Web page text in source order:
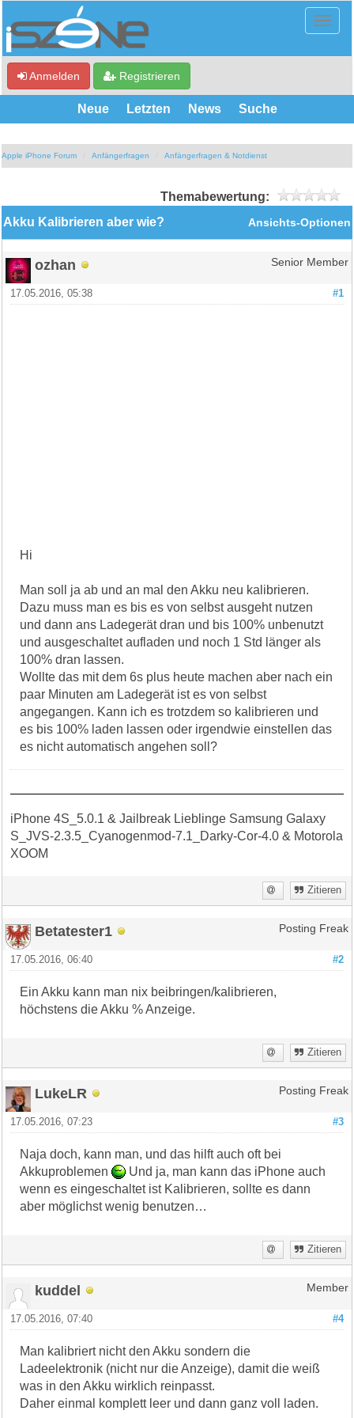
Anmelden Registrieren
Neue Letzten News Suche
Apple iPhone Forum Anfängerfragen Anfängerfragen & Notdienst
Themabewertung:
Ansichts-Optionen
Akku Kalibrieren aber wie?
ozhan Senior Member
#1
17.05.2016, 05:38
Hi
Man soll ja ab und an mal den Akku neu kalibrieren.
Dazu muss man es bis es von selbst ausgeht nutzen
und dann ans Ladegerät dran und bis 100% unbenutzt
und ausgeschaltet aufladen und noch 1 Std länger als
100% dran lassen.
Wollte das mit dem 6s plus heute machen aber nach ein
paar Minuten am Ladegerät ist es von selbst
angegangen. Kann ich es trotzdem so kalibrieren und
es bis 100% laden lassen oder irgendwie einstellen das
es nicht automatisch angehen soll?
iPhone 4S_5.0.1 & Jailbreak Lieblinge Samsung Galaxy
S_JVS-2.3.5_Cyanogenmod-7.1_Darky-Cor-4.0 & Motorola
XOOM
Zitieren
Betatester1 Posting Freak
#2
17.05.2016, 06:40
Ein Akku kann man nix beibringen/kalibrieren,
höchstens die Akku % Anzeige.
Zitieren
LukeLR Posting Freak
#3
17.05.2016, 07:23
Naja doch, kann man, und das hilft auch oft bei
Akkuproblemen
Und ja, man kann das iPhone auch
wenn es eingeschaltet ist Kalibrieren, sollte es dann
aber möglichst wenig benutzen…
Zitieren
kuddel Member
#4
17.05.2016, 07:40
Man kalibriert nicht den Akku sondern die
Ladeelektronik (nicht nur die Anzeige), damit die weiß
was in den Akku wirklich reinpasst.
Daher einmal komplett leer und dann ganz voll laden.